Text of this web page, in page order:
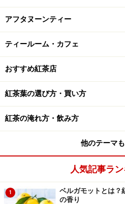
アフタヌーンティー
ティールーム・カフェ
おすすめ紅茶店
紅茶葉の選び方・買い方
紅茶の淹れ方・飲み方
他のテーマ
人気記事ラ
1
ベルガモットとは？
の香り